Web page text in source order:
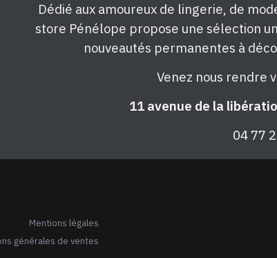
Dédié aux amoureux de lingerie, de
store Pénélope propose une sélection
nouveautés permanentes à
Venez nous rendre
11 avenue de la
04 77
Mentions légales
générales de ventes